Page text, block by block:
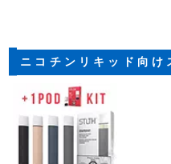
ニコチンリキッド向け